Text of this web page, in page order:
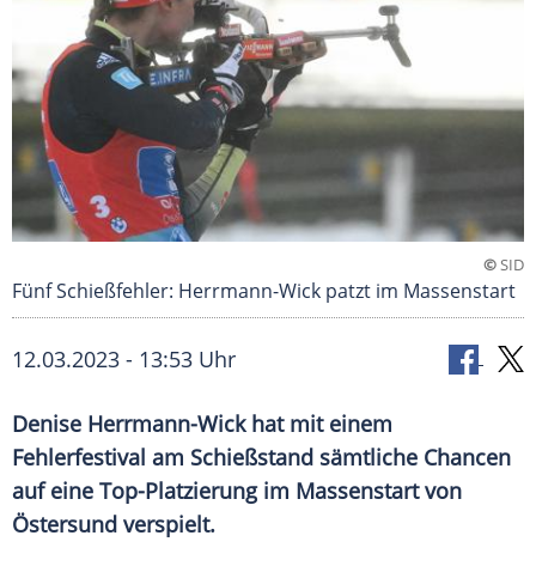
©SID
Fünf Schießfehler: Herrmann-Wick patzt im Massenstart
12.03.2023 - 13:53 Uhr
Denise Herrmann-Wick hat mit einem
Fehlerfestival am Schießstand sämtliche Chancen
auf eine Top-Platzierung im Massenstart von
Östersund verspielt.